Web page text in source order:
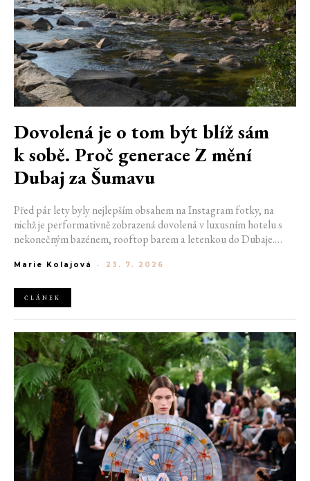
Dovolená je o tom být blíž sám
k sobě. Proč generace Z mění
Dubaj za Šumavu
Před pár lety byly nejlepším obsahem na Instagram fotky, na
nichž je performativně zobrazená dovolená v luxusním hotelu s
nekonečným bazénem, rooftop barem a letenkou do Dubaje.
horách. Ranní koupání v lomu. Výlet vlakem na Šumavu.
Marie Kolajová - 23. 7. 2026
ČLÁNEK